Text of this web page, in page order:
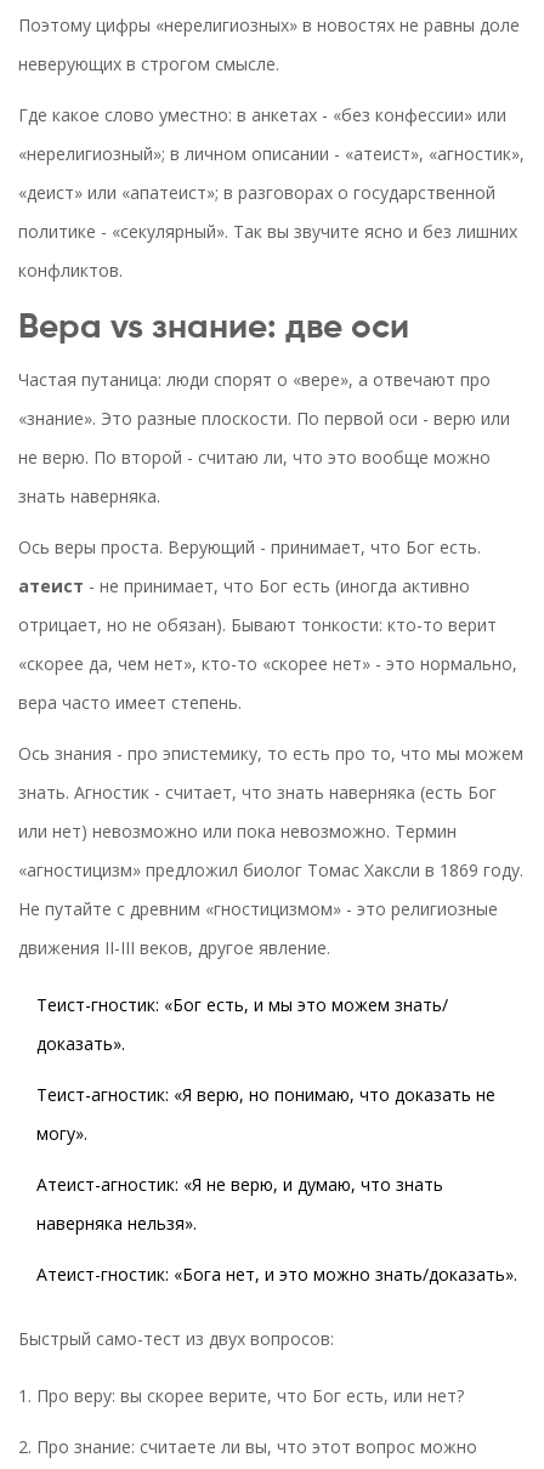
Поэтому цифры «нерелигиозных» в новостях не равны доле
неверующих в строгом смысле.
Где какое слово уместно: в анкетах - «без конфессии» или
«нерелигиозный»; в личном описании - «атеист», «агностик»,
«деист» или «апатеист»; в разговорах о государственной
политике - «секулярный». Так вы звучите ясно и без лишних
конфликтов.
Вера vs знание: две оси
Частая путаница: люди спорят о «вере», а отвечают про
«знание». Это разные плоскости. По первой оси - верю или
не верю. По второй - считаю ли, что это вообще можно
знать наверняка.
Ось веры проста. Верующий - принимает, что Бог есть.
атеист - не принимает, что Бог есть (иногда активно
отрицает, но не обязан). Бывают тонкости: кто-то верит
«скорее да, чем нет», кто-то «скорее нет» - это нормально,
вера часто имеет степень.
Ось знания - про эпистемику, то есть про то, что мы можем
знать. Агностик - считает, что знать наверняка (есть Бог
или нет) невозможно или пока невозможно. Термин
«агностицизм» предложил биолог Томас Хаксли в 1869 году.
Не путайте с древним «гностицизмом» - это религиозные
движения II-III веков, другое явление.
Теист-гностик: «Бог есть, и мы это можем знать/
доказать».
Теист-агностик: «Я верю, но понимаю, что доказать не
могу».
Атеист-агностик: «Я не верю, и думаю, что знать
наверняка нельзя».
Атеист-гностик: «Бога нет, и это можно знать/доказать».
Быстрый само-тест из двух вопросов:
Про веру: вы скорее верите, что Бог есть, или нет?
Про знание: считаете ли вы, что этот вопрос можно